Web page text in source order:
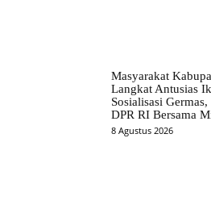
Masyarakat
Langkat Antusias
Sosialisasi
DPR RI Bersama
8 Agustus 2026